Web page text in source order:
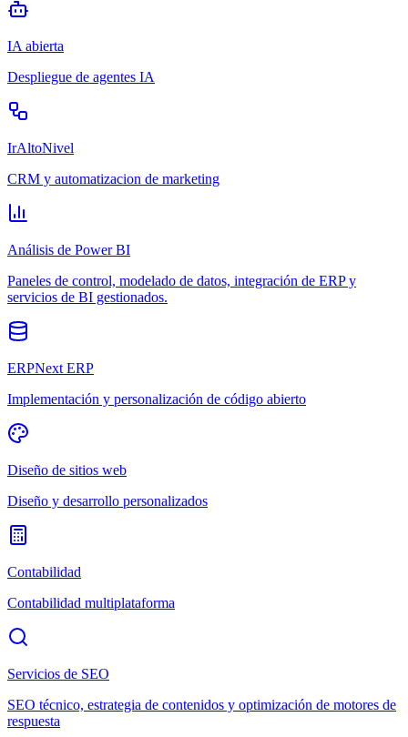
IA abierta
Despliegue de agentes IA
IrAltoNivel
CRM y automatizacion de marketing
Análisis de Power BI
Paneles de control, modelado de datos, integración de ERP y
servicios de BI gestionados.
ERPNext ERP
Implementación y personalización de código abierto
Diseño de sitios web
Diseño y desarrollo personalizados
Contabilidad
Contabilidad multiplataforma
Servicios de SEO
SEO técnico, estrategia de contenidos y optimización de motores de
respuesta